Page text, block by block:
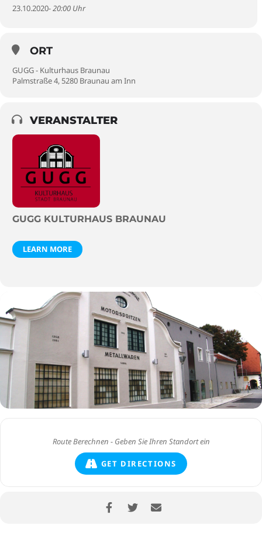
23.10.2020- 20:00 Uhr
ORT
GUGG - Kulturhaus Braunau
Palmstraße 4, 5280 Braunau am Inn
VERANSTALTER
GUGG KULTURHAUS BRAUNAU
LEARN MORE
GET DIRECTIONS